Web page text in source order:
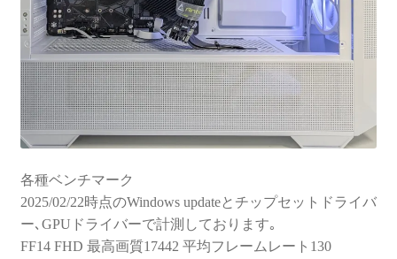
各種ベンチマーク
2025/02/22時点のWindows updateとチップセットドライバ
ー､GPUドライバーで計測しております｡
FF14 FHD 最高画質17442 平均フレームレート130